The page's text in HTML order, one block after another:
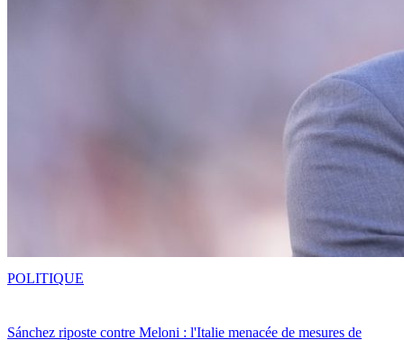
Sánchez riposte contre Meloni : l'Italie menacée de mesures de
POLITIQUE